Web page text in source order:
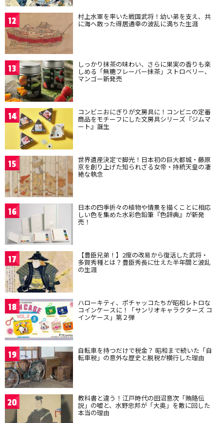
12 村上水軍を率いた戦国武将！幼い弟を支え、共
に海へ散った得居通幸の波乱に満ちた生涯
13 しっかり抹茶の味わい、さらに果実の香りも楽
しめる「無糖フレーバー抹茶」ストロベリー、
マンゴー新発売
14 コンビニおにぎりが文房具に！コンビニの定番
商品をモチーフにした文房具シリーズ『ジムマ
ート』誕生
15 世界遺産決定で脚光！日本初の巨大都城・藤原
京を創り上げた知られざる女帝・持統天皇の凄
絶な執念
16 日本の四季折々の植物や情景を描くことに相応
しい色を集めた水彩色鉛筆『色辞典』が新発
売！
17 【豊臣兄弟！】2度の改易から復活した武将・
多賀秀種とは？豊臣秀長に仕えた半年間と波乱
の生涯
18 ハローキティ、ポチャッコたちが昭和レトロな
コインケースに！「サンリオキャラクターズ コ
インケース」第２弾
19 自転車を持つだけで税金？ 昭和まで続いた「自
転車税」の意外な歴史と脱税が横行した理由
20 教科書と違う！江戸時代の田沼意次「賄賂伝
説」の嘘と、水野忠邦が「大奥」を敵に回した
本当の理由